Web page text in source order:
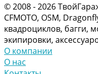
© 2008 - 2026
CFMOTO, OSM,
квадроциклов, багги,
экипировки,
О компании
О нас